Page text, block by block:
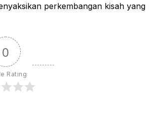
perkembangan kisah yang
0
Rating